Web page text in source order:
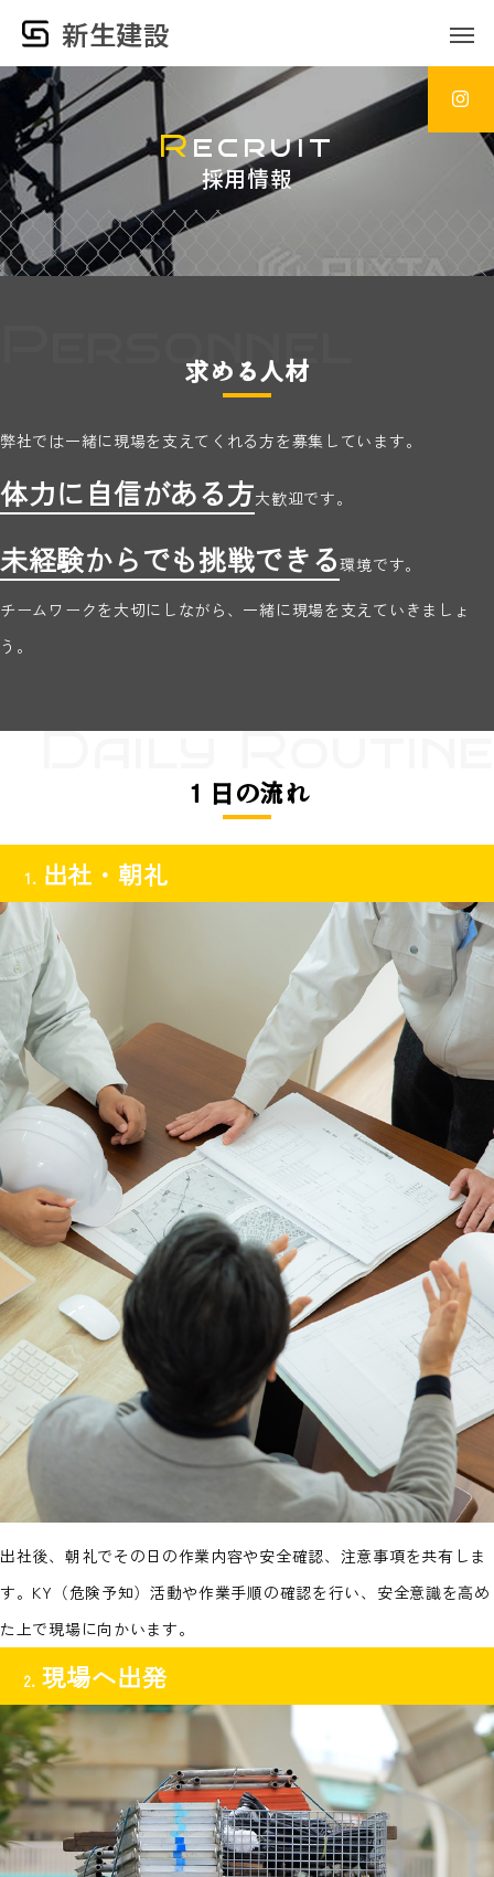
新生建設
Rec ruit
採用情報
求める人材
弊社では一緒に現場を支えてくれる方を募集しています。
体力に自信がある方大歓迎です。
未経験からでも挑戦できる環境です。
チームワークを大切にしながら、一緒に現場を支えていきましょ
う。
１日の流れ
1. 出社・朝礼
出社後、朝礼でその日の作業内容や安全確認、注意事項を共有しま
す。KY（危険予知）活動や作業手順の確認を行い、安全意識を高め
た上で現場に向かいます。
2. 現場へ出発